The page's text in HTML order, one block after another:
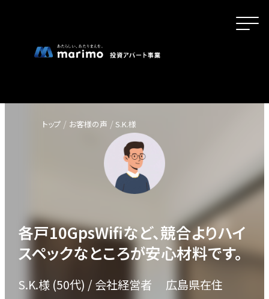
ホーム
MOVEが選ばれる理由
名古屋・大阪・広島エリアの魅力
物件一覧
各戸10GpsWifiなど、競合よりハイ
スペックなところが安心材料です。
S.K.様 (50代) / 会社経営者 広島県在住
トップ お客様の声 S.K.様